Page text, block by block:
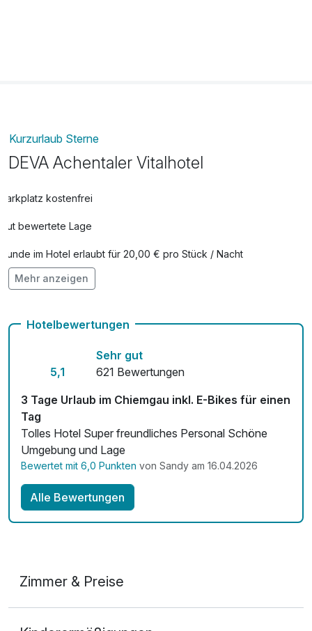
Kurzurlaub Sterne
DEVA Achentaler Vitalhotel
Parkplatz kostenfrei
Gut bewertete Lage
Hunde im Hotel erlaubt für 20,00 € pro Stück / Nacht
Auch vegetarische Speisen
Mehr anzeigen
Hotelbewertungen
5,1
Sehr gut
621 Bewertungen
3 Tage Urlaub im Chiemgau inkl. E-Bikes für einen
Tag
Tolles Hotel Super freundliches Personal Schöne
Umgebung und Lage
Bewertet mit 6,0 Punkten von Sandy am 16.04.2026
Alle Bewertungen
Zimmer & Preise